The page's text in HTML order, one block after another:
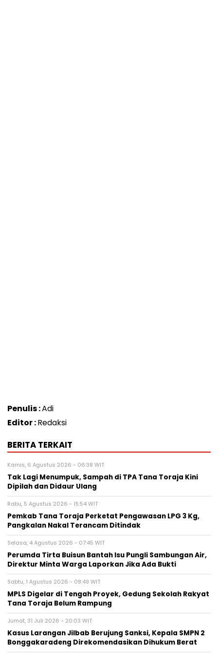
Penulis :Adi
Editor :Redaksi
BERITA TERKAIT
Kamis, 6 Agustus 2026 - 06:38 WIT
Tak Lagi Menumpuk, Sampah di TPA Tana Toraja Kini
Dipilah dan Didaur Ulang
Rabu, 5 Agustus 2026 - 15:54 WIT
Pemkab Tana Toraja Perketat Pengawasan LPG 3 Kg,
Pangkalan Nakal Terancam Ditindak
Selasa, 4 Agustus 2026 - 07:45 WIT
Perumda Tirta Buisun Bantah Isu Pungli Sambungan Air,
Direktur Minta Warga Laporkan Jika Ada Bukti
Sabtu, 1 Agustus 2026 - 08:49 WIT
MPLS Digelar di Tengah Proyek, Gedung Sekolah Rakyat
Tana Toraja Belum Rampung
Jumat, 31 Juli 2026 - 20:03 WIT
Kasus Larangan Jilbab Berujung Sanksi, Kepala SMPN 2
Bonggakaradeng Direkomendasikan Dihukum Berat